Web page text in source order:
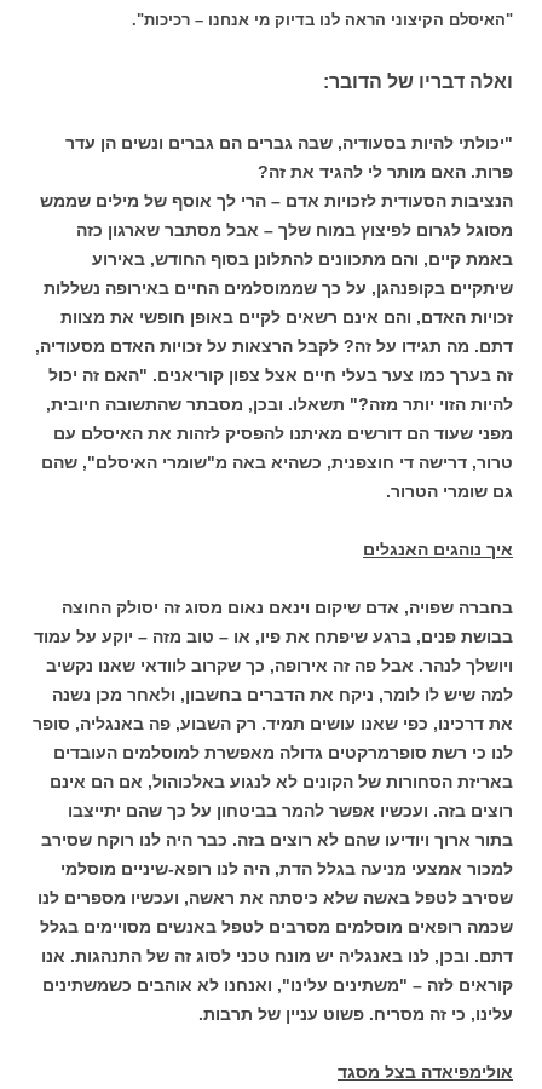
"האיסלם הקיצוני הראה לנו בדיוק מי אנחנו – רכיכות".
ואלה דבריו של הדובר:
"יכולתי להיות בסעודיה, שבה גברים הם גברים ונשים הן עדר
פרות. האם מותר לי להגיד את זה?
הנציבות הסעודית לזכויות אדם – הרי לך אוסף של מילים שממש
מסוגל לגרום לפיצוץ במוח שלך – אבל מסתבר שארגון כזה
באמת קיים, והם מתכוונים להתלונן בסוף החודש, באירוע
שיתקיים בקופנהגן, על כך שממוסלמים החיים באירופה נשללות
זכויות האדם, והם אינם רשאים לקיים באופן חופשי את מצוות
דתם. מה תגידו על זה? לקבל הרצאות על זכויות האדם מסעודיה,
זה בערך כמו צער בעלי חיים אצל צפון קוריאנים. "האם זה יכול
להיות הזוי יותר מזה?" תשאלו. ובכן, מסבתר שהתשובה חיובית,
מפני שעוד הם דורשים מאיתנו להפסיק לזהות את האיסלם עם
טרור, דרישה די חוצפנית, כשהיא באה מ"שומרי האיסלם", שהם
גם שומרי הטרור.
איך נוהגים האנגלים
בחברה שפויה, אדם שיקום וינאם נאום מסוג זה יסולק החוצה
בבושת פנים, ברגע שיפתח את פיו, או – טוב מזה – יוקע על עמוד
ויושלך לנהר. אבל פה זה אירופה, כך שקרוב לוודאי שאנו נקשיב
למה שיש לו לומר, ניקח את הדברים בחשבון, ולאחר מכן נשנה
את דרכינו, כפי שאנו עושים תמיד. רק השבוע, פה באנגליה, סופר
לנו כי רשת סופרמרקטים גדולה מאפשרת למוסלמים העובדים
באריזת הסחורות של הקונים לא לנגוע באלכוהול, אם הם אינם
רוצים בזה. ועכשיו אפשר להמר בביטחון על כך שהם יתייצבו
בתור ארוך ויודיעו שהם לא רוצים בזה. כבר היה לנו רוקח שסירב
למכור אמצעי מניעה בגלל הדת, היה לנו רופא-שיניים מוסלמי
שסירב לטפל באשה שלא כיסתה את ראשה, ועכשיו מספרים לנו
שכמה רופאים מוסלמים מסרבים לטפל באנשים מסויימים בגלל
דתם. ובכן, לנו באנגליה יש מונח טכני לסוג זה של התנהגות. אנו
קוראים לזה – "משתינים עלינו", ואנחנו לא אוהבים כשמשתינים
עלינו, כי זה מסריח. פשוט עניין של תרבות.
אולימפיאדה בצל מסגד